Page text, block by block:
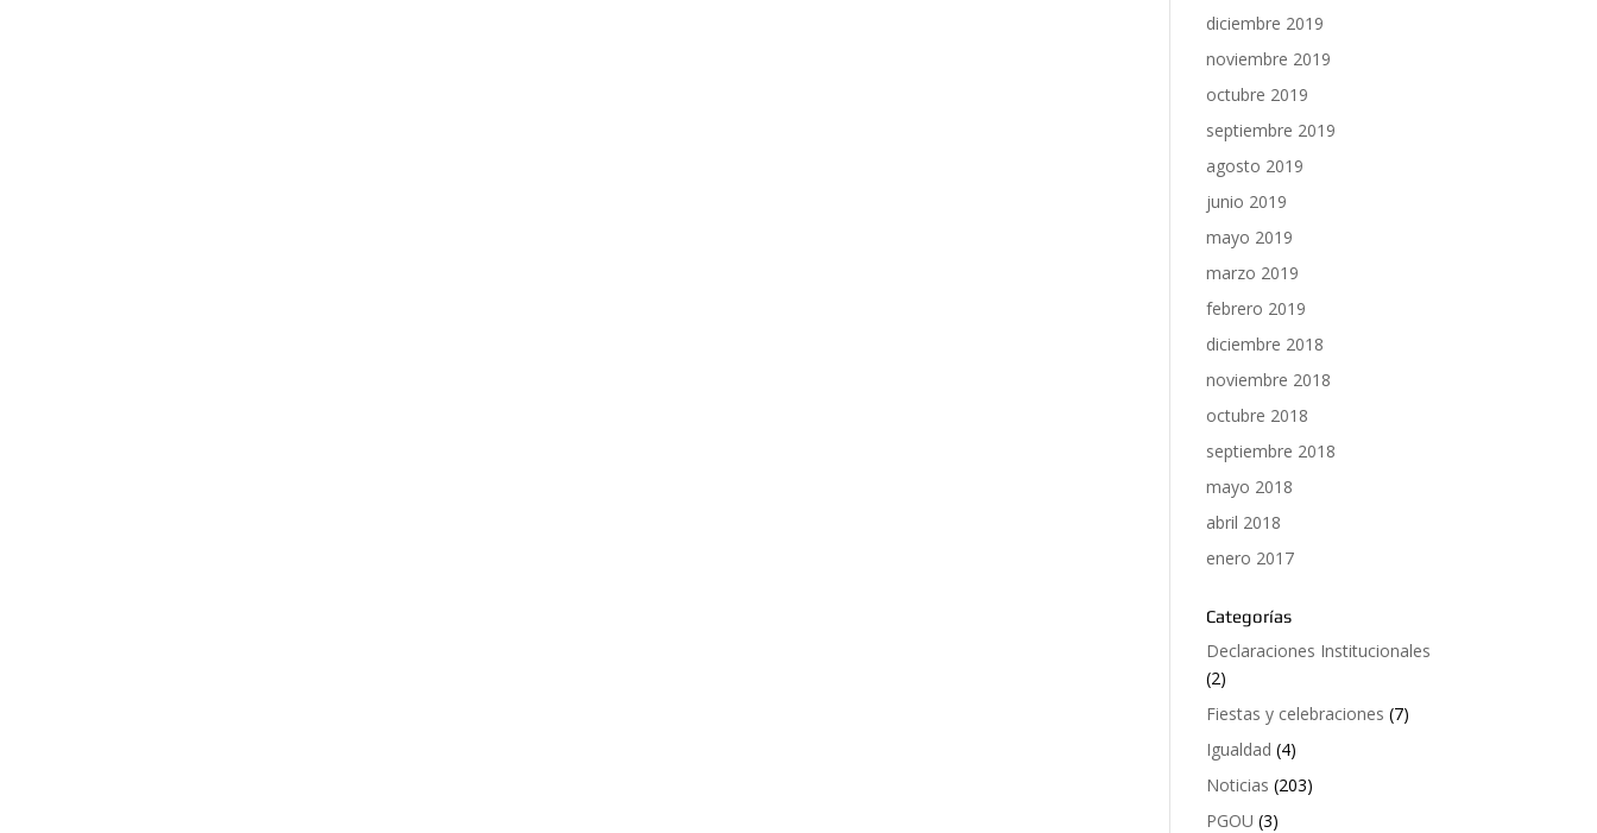
diciembre 2019
noviembre 2019
octubre 2019
septiembre 2019
agosto 2019
junio 2019
mayo 2019
marzo 2019
febrero 2019
diciembre 2018
noviembre 2018
octubre 2018
septiembre 2018
mayo 2018
abril 2018
enero 2017
Categorías
Declaraciones Institucionales
(2)
Fiestas y celebraciones (7)
Igualdad (4)
Noticias (203)
PGOU (3)